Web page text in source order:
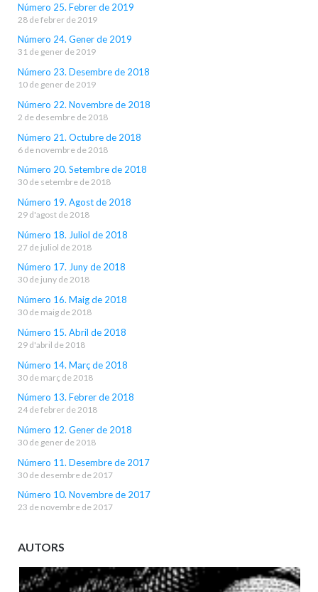
Número 25. Febrer de 2019
28 de febrer de 2019
Número 24. Gener de 2019
31 de gener de 2019
Número 23. Desembre de 2018
10 de gener de 2019
Número 22. Novembre de 2018
2 de desembre de 2018
Número 21. Octubre de 2018
6 de novembre de 2018
Número 20. Setembre de 2018
30 de setembre de 2018
Número 19. Agost de 2018
29 d'agost de 2018
Número 18. Juliol de 2018
27 de juliol de 2018
Número 17. Juny de 2018
30 de juny de 2018
Número 16. Maig de 2018
30 de maig de 2018
Número 15. Abril de 2018
29 d'abril de 2018
Número 14. Març de 2018
30 de març de 2018
Número 13. Febrer de 2018
24 de febrer de 2018
Número 12. Gener de 2018
30 de gener de 2018
Número 11. Desembre de 2017
30 de desembre de 2017
Número 10. Novembre de 2017
23 de novembre de 2017
AUTORS